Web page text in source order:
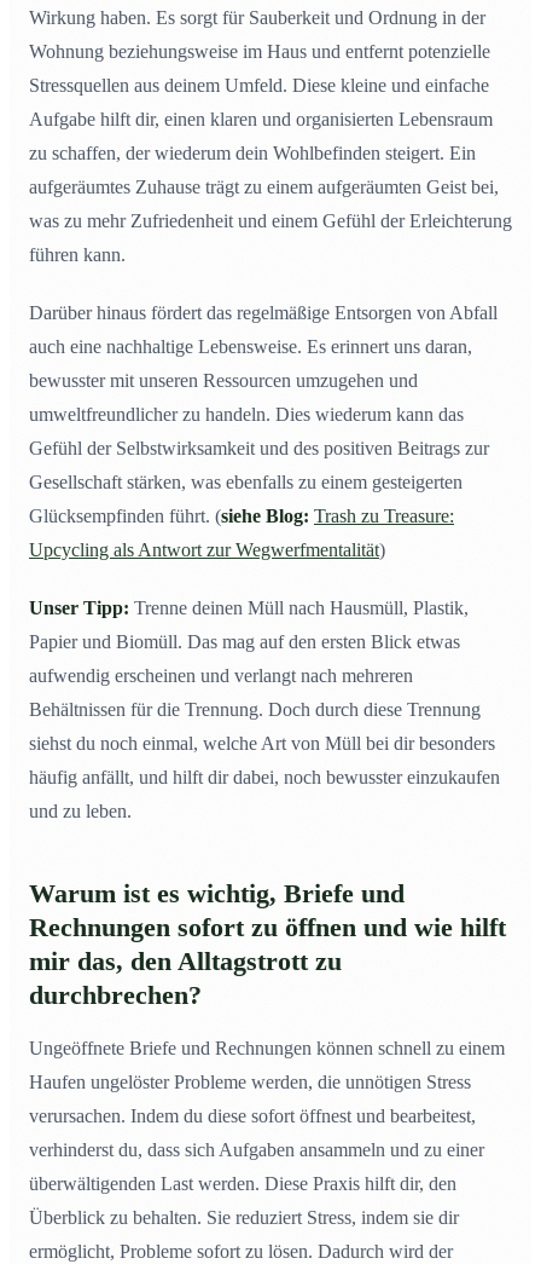
Wirkung haben. Es sorgt für Sauberkeit und Ordnung in der
Wohnung beziehungsweise im Haus und entfernt potenzielle
Stressquellen aus deinem Umfeld. Diese kleine und einfache
Aufgabe hilft dir, einen klaren und organisierten Lebensraum
zu schaffen, der wiederum dein Wohlbefinden steigert. Ein
aufgeräumtes Zuhause trägt zu einem aufgeräumten Geist bei,
was zu mehr Zufriedenheit und einem Gefühl der Erleichterung
führen kann.
Darüber hinaus fördert das regelmäßige Entsorgen von Abfall
auch eine nachhaltige Lebensweise. Es erinnert uns daran,
bewusster mit unseren Ressourcen umzugehen und
umweltfreundlicher zu handeln. Dies wiederum kann das
Gefühl der Selbstwirksamkeit und des positiven Beitrags zur
Gesellschaft stärken, was ebenfalls zu einem gesteigerten
Glücksempfinden führt. (siehe Blog: Trash zu Treasure:
Upcycling als Antwort zur Wegwerfmentalität)
Unser Tipp: Trenne deinen Müll nach Hausmüll, Plastik,
Papier und Biomüll. Das mag auf den ersten Blick etwas
aufwendig erscheinen und verlangt nach mehreren
Behältnissen für die Trennung. Doch durch diese Trennung
siehst du noch einmal, welche Art von Müll bei dir besonders
häufig anfällt, und hilft dir dabei, noch bewusster einzukaufen
und zu leben.
Warum ist es wichtig, Briefe und
Rechnungen sofort zu öffnen und wie hilft
mir das, den Alltagstrott zu
durchbrechen?
Ungeöffnete Briefe und Rechnungen können schnell zu einem
Haufen ungelöster Probleme werden, die unnötigen Stress
verursachen. Indem du diese sofort öffnest und bearbeitest,
verhinderst du, dass sich Aufgaben ansammeln und zu einer
überwältigenden Last werden. Diese Praxis hilft dir, den
Überblick zu behalten. Sie reduziert Stress, indem sie dir
ermöglicht, Probleme sofort zu lösen. Dadurch wird der